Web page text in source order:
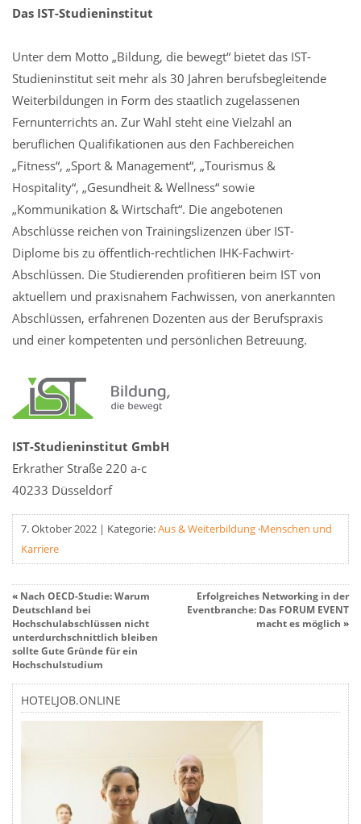
Das IST-Studieninstitut
Unter dem Motto „Bildung, die bewegt“ bietet das IST-
Studieninstitut seit mehr als 30 Jahren berufsbegleitende
Weiterbildungen in Form des staatlich zugelassenen
Fernunterrichts an. Zur Wahl steht eine Vielzahl an
beruflichen Qualifikationen aus den Fachbereichen
„Fitness“, „Sport & Management“, „Tourismus &
Hospitality“, „Gesundheit & Wellness“ sowie
„Kommunikation & Wirtschaft“. Die angebotenen
Abschlüsse reichen von Trainingslizenzen über IST-
Diplome bis zu öffentlich-rechtlichen IHK-Fachwirt-
Abschlüssen. Die Studierenden profitieren beim IST von
aktuellem und praxisnahem Fachwissen, von anerkannten
Abschlüssen, erfahrenen Dozenten aus der Berufspraxis
und einer kompetenten und persönlichen Betreuung.
IST-Studieninstitut GmbH
Erkrather Straße 220 a-c
40233 Düsseldorf
7. Oktober 2022 | Kategorie:Aus & Weiterbildung ·Menschen und
Karriere
« Nach OECD-Studie: Warum
Deutschland bei
Hochschulabschlüssen nicht
unterdurchschnittlich bleiben
sollte Gute Gründe für ein
Hochschulstudium
Erfolgreiches Networking in der
Eventbranche: Das FORUM EVENT
macht es möglich »
HOTELJOB.ONLINE